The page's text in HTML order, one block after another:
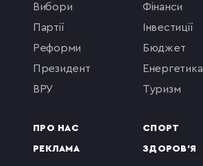
вибори
партії
реформи
президент
ВРУ
ПРО НАС
РЕКЛАМА
фінанси
інвестиції
бюджет
енергетика
туризм
СПОРТ
ЗДОРОВ'Я